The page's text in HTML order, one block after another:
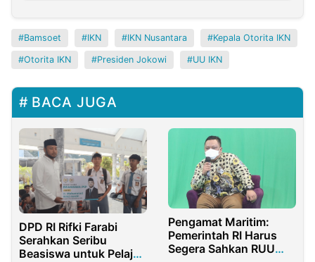
Bamsoet IKN IKN Nusantara Kepala Otorita IKN
Otorita IKN Presiden Jokowi UU IKN
BACA JUGA
DPD RI Rifki Farabi
Serahkan Seribu
Beasiswa untuk Pelajar
Pengamat Maritim:
Pemerintah RI Harus
Segera Sahkan RUU